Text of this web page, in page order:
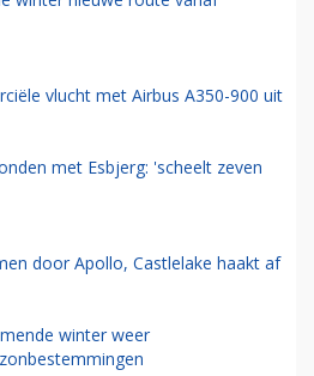
vlucht met Airbus A350-900 uit
met Esbjerg: 'scheelt zeven
door Apollo, Castlelake haakt af
winter weer